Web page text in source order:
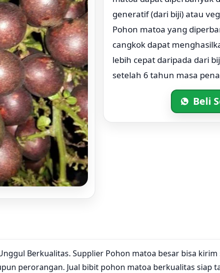
generatif (dari biji) atau
Pohon matoa yang
cangkok dapat
lebih cepat daripada dari
setelah 6 tahun masa
Beli
Berkualitas. Supplier Pohon matoa besar bisa
perorangan. Jual bibit pohon matoa berkualitas siap